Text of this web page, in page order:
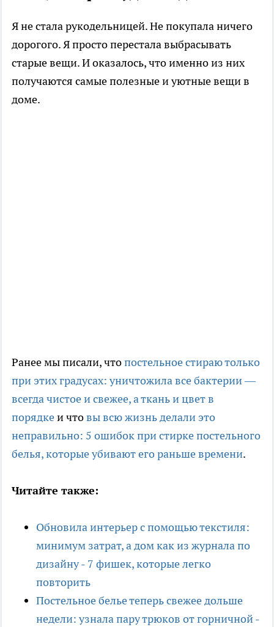
Я не стала рукодельницей. Не покупала ничего
дорогого. Я просто перестала выбрасывать
старые вещи. И оказалось, что именно из них
получаются самые полезные и уютные вещи в
доме.
Ранее мы писали, чтопостельное стираю только
при этих градусах: уничтожила все бактерии —
всегда чистое и свежее, а ткань и цвет в
порядкеи чтовы всю жизнь делали это
неправильно: 5 ошибок при стирке постельного
белья, которые убивают его раньше времени.
Читайте также:
Обновила интерьер с помощью текстиля:
минимум затрат, а дом как из журнала по
дизайну - 7 фишек, которые легко
повторить
Постельное белье теперь свежее дольше
недели: узнала пару трюков от горничной -